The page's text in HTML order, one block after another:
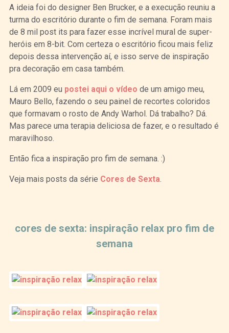
A ideia foi do designer Ben Brucker, e a execução reuniu a
turma do escritório durante o fim de semana. Foram mais
de 8 mil post its para fazer esse incrível mural de super-
heróis em 8-bit. Com certeza o escritório ficou mais feliz
depois dessa intervenção aí, e isso serve de inspiração
pra decoração em casa também.
Lá em 2009 eu postei aqui o vídeo de um amigo meu,
Mauro Bello, fazendo o seu painel de recortes coloridos
que formavam o rosto de Andy Warhol. Dá trabalho? Dá.
Mas parece uma terapia deliciosa de fazer, e o resultado é
maravilhoso.
Então fica a inspiração pro fim de semana. :)
Veja mais posts da série Cores de Sexta.
cores de sexta: inspiração relax pro fim de
semana